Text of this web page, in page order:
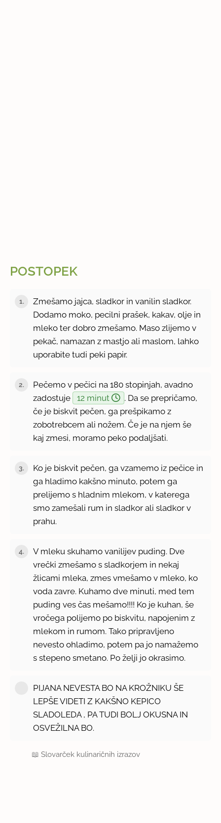
POSTOPEK
1.
Zmešamo jajca, sladkor in vanilin sladkor.
Dodamo moko, pecilni prašek, kakav, olje in
mleko ter dobro zmešamo. Maso zlijemo v
pekač, namazan z mastjo ali maslom, lahko
uporabite tudi peki papir.
2.
Pečemo v pečici na 180 stopinjah, avadno
zadostuje
12 minut
. Da se prepričamo,
če je biskvit pečen, ga prešpikamo z
zobotrebcem ali nožem. Če je na njem še
kaj zmesi, moramo peko podaljšati.
3.
Ko je biskvit pečen, ga vzamemo iz pečice in
ga hladimo kakšno minuto, potem ga
prelijemo s hladnim mlekom, v katerega
smo zamešali rum in sladkor ali sladkor v
prahu.
4.
V mleku skuhamo vanilijev puding. Dve
vrečki zmešamo s sladkorjem in nekaj
žlicami mleka, zmes vmešamo v mleko, ko
voda zavre. Kuhamo dve minuti, med tem
puding ves čas mešamo!!!! Ko je kuhan, še
vročega polijemo po biskvitu, napojenim z
mlekom in rumom. Tako pripravljeno
nevesto ohladimo, potem pa jo namažemo
s stepeno smetano. Po želji jo okrasimo.
PIJANA NEVESTA BO NA KROŽNIKU ŠE
LEPŠE VIDETI Z KAKŠNO KEPICO
SLADOLEDA , PA TUDI BOLJ OKUSNA IN
OSVEŽILNA BO.
📖Slovarček kulinaričnih izrazov